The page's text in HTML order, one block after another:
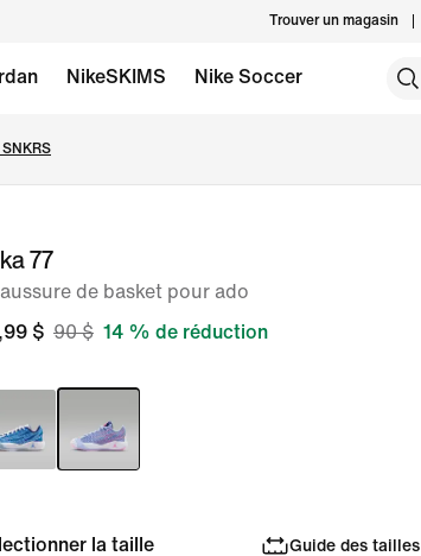
Trouver un magasin
NikeSKIMS Nike Soccer
77
de basket pour ado
$ 90 $ 14 % de réduction
la taille Guide des tailles